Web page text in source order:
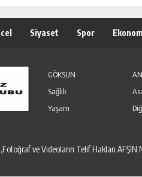
Siyaset Spor
GÖKSUN
Sağlık
Yaşam
ve Videoların Telif Hakları